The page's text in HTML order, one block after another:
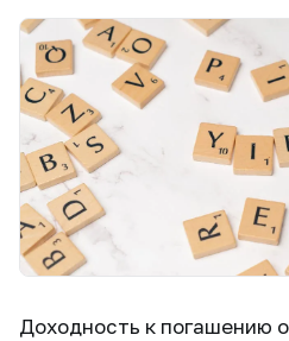
Доходность к погашению